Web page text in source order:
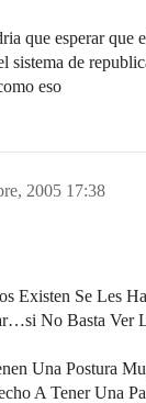
que esperar que
sistema de
eso
2005 17:38
Existen Se Les
No Basta Ver
Una Postura
A Tener Una